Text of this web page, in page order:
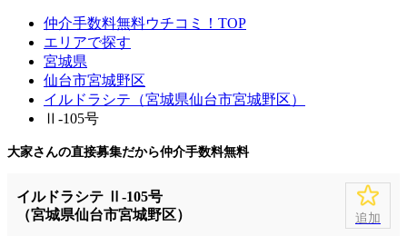
仲介手数料無料ウチコミ！TOP
エリアで探す
宮城県
仙台市宮城野区
イルドラシテ（宮城県仙台市宮城野区）
Ⅱ-105号
大家さんの直接募集だから仲介手数料無料
イルドラシテ Ⅱ-105号
（宮城県仙台市宮城野区）
追加